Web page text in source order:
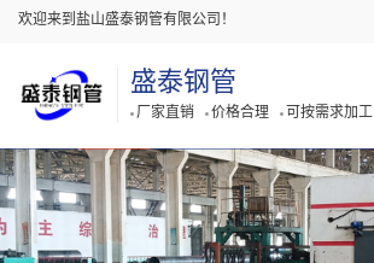
欢迎来到盐山盛泰钢管有限公司！
盛泰钢管
厂家直销 价格合理 可按需求加工